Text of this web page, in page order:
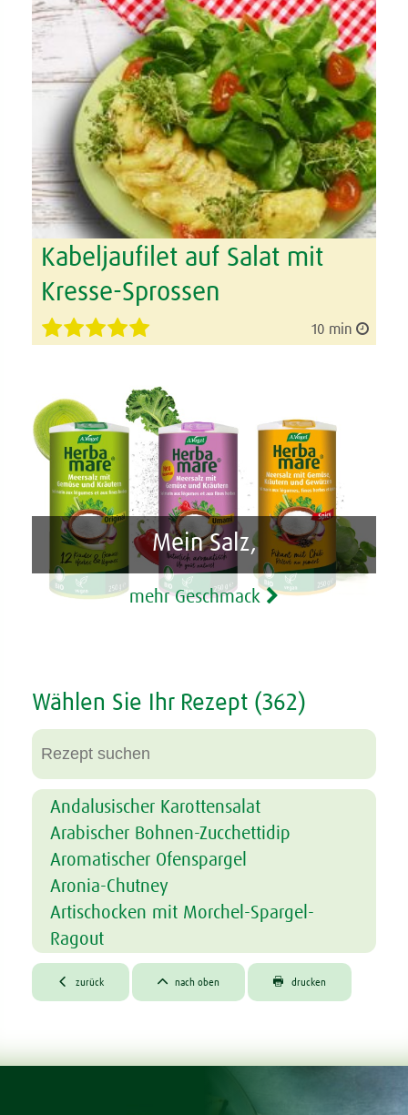
Kabeljaufilet auf Salat mit
Kresse-Sprossen
10 min
Mein Salz,
mehr Geschmack
Wählen Sie Ihr Rezept (362)
Andalusischer Karottensalat
Arabischer Bohnen-Zucchettidip
Aromatischer Ofenspargel
Aronia-Chutney
Artischocken mit Morchel-Spargel-
Ragout
Auberginen-Curry mit Sommerkräutern
Avocado- und Grapefruitsalat
Bambu® Coconut-Dream
Bambu® Crème mit Vanillesauce
 zurück  nach oben  drucken